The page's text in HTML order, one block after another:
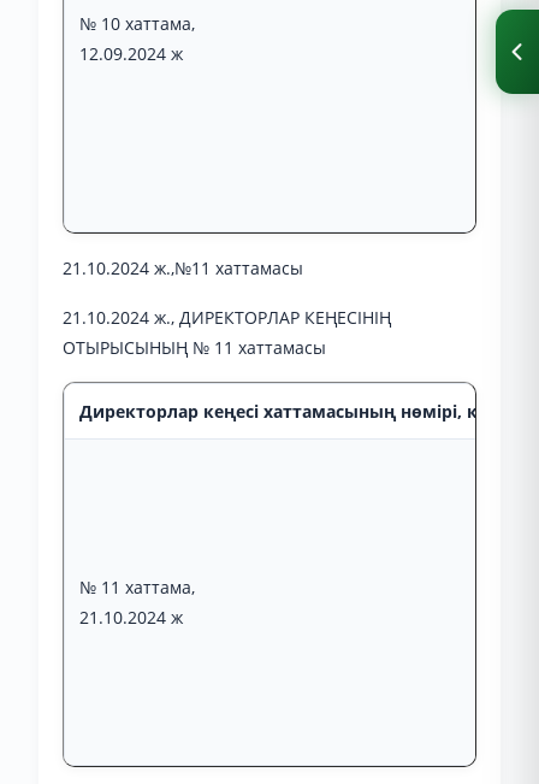
№ 10 хаттама,
12.09.2024 ж
21.10.2024 ж.,№11 хаттамасы
21.10.2024 ж., ДИРЕКТОРЛАР КЕҢЕСІНІҢ
ОТЫРЫСЫНЫҢ № 11 хаттамасы
Директорлар кеңесі хаттамасының нөмірі, күні,
№ 11 хаттама,
21.10.2024 ж